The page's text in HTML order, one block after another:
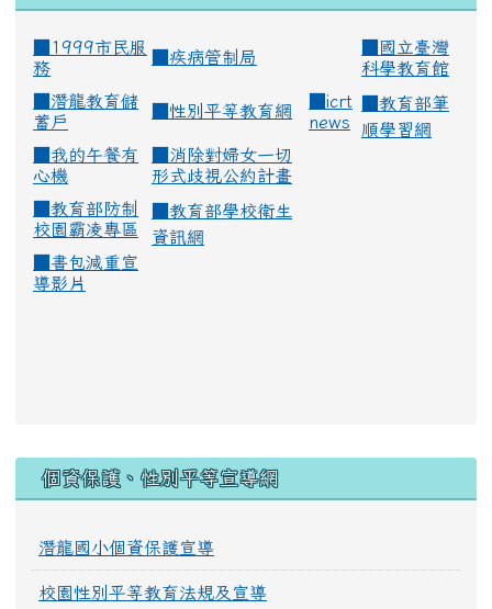
■1999市民服
務
疾病管制局
國立臺灣
科學教育館
潛龍教育儲
蓄戶
性別平等教育網
icrt
news
教育部筆
順學習網
我的午餐有
心機
消除對婦女一切
形式歧視公約計畫
教育部防制
校園霸凌專區
教育部學校衛生
資訊網
書包減重宣
導影片
個資保護、性別平等宣導網
潛龍國小個資保護宣導
校園性別平等教育法規及宣導